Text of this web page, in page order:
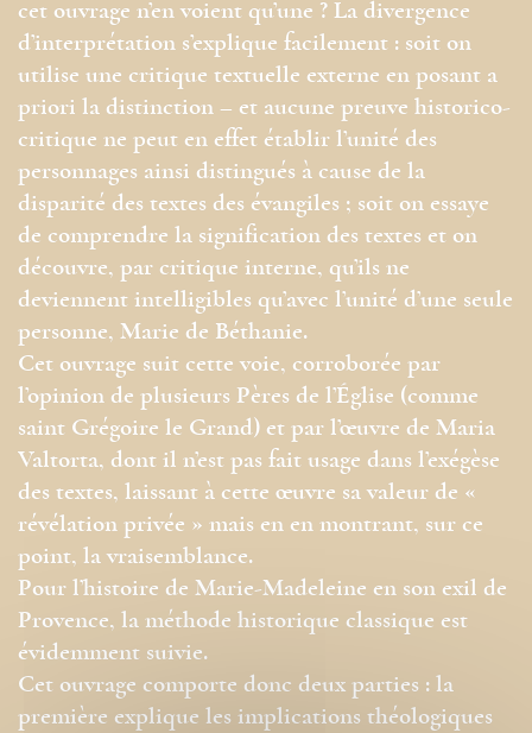
cet ouvrage n’en voient qu’une ? La divergence
d’interprétation s’explique facilement : soit on
utilise une critique textuelle externe en posant a
priori la distinction – et aucune preuve historico-
critique ne peut en effet établir l’unité des
personnages ainsi distingués à cause de la
disparité des textes des évangiles ; soit on essaye
de comprendre la signification des textes et on
découvre, par critique interne, qu’ils ne
deviennent intelligibles qu’avec l’unité d’une seule
personne, Marie de Béthanie.
Cet ouvrage suit cette voie, corroborée par
l’opinion de plusieurs Pères de l’Église (comme
saint Grégoire le Grand) et par l’œuvre de Maria
Valtorta, dont il n’est pas fait usage dans l’exégèse
des textes, laissant à cette œuvre sa valeur de «
révélation privée » mais en en montrant, sur ce
point, la vraisemblance.
Pour l’histoire de Marie-Madeleine en son exil de
Provence, la méthode historique classique est
évidemment suivie.
Cet ouvrage comporte donc deux parties : la
première explique les implications théologiques